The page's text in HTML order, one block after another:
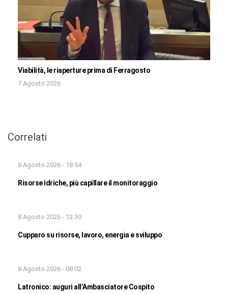
Viabilità, le riaperture prima di Ferragosto
7 Agosto 2026
Correlati
8 Agosto 2026 - 18:54
Risorse idriche, più capillare il monitoraggio
8 Agosto 2026 - 12:30
Cupparo su risorse, lavoro, energia e sviluppo
8 Agosto 2026 - 08:02
Latronico: auguri all’Ambasciatore Cospito